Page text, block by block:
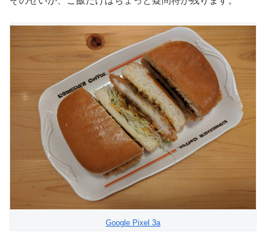
Google Pixel 3a